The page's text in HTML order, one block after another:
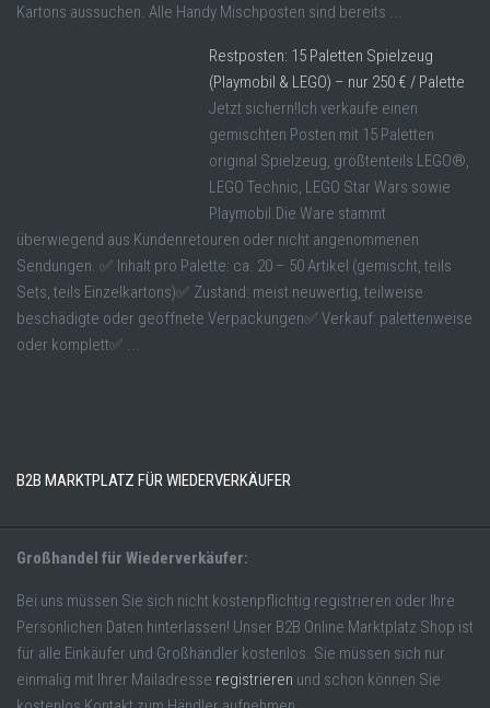
Kartons aussuchen. Alle Handy Mischposten sind bereits ...
Restposten: 15 Paletten Spielzeug
(Playmobil & LEGO) – nur 250 € / Palette
Jetzt sichern!Ich verkaufe einen
gemischten Posten mit 15 Paletten
original Spielzeug, größtenteils LEGO®,
LEGO Technic, LEGO Star Wars sowie
Playmobil.Die Ware stammt
überwiegend aus Kundenretouren oder nicht angenommenen
Sendungen. ✅ Inhalt pro Palette: ca. 20 – 50 Artikel (gemischt, teils
Sets, teils Einzelkartons)✅ Zustand: meist neuwertig, teilweise
beschädigte oder geöffnete Verpackungen✅ Verkauf: palettenweise
oder komplett✅ ...
B2B MARKTPLATZ FÜR WIEDERVERKÄUFER
Großhandel für Wiederverkäufer:
Bei uns müssen Sie sich nicht kostenpflichtig registrieren oder Ihre
Persönlichen Daten hinterlassen! Unser B2B Online Marktplatz Shop ist
für alle Einkäufer und Großhändler kostenlos. Sie müssen sich nur
einmalig mit Ihrer Mailadresse registrieren und schon können Sie